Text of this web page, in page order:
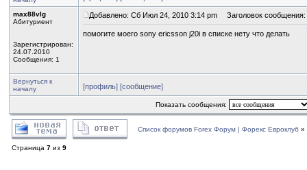
max88vlg
Абитуриент
Зарегистрирован:
24.07.2010
Сообщения: 1
Добавлено: Сб Июл 24, 2010 3:14 pm Заголовок сообщения:
помогите моего sony ericsson j20i в списке нету что делать
Вернуться к
началу
[профиль] [сообщение]
Показать сообщения:
Список форумов Forex Форум | Форекс Евроклуб »
Страница 7 из 9